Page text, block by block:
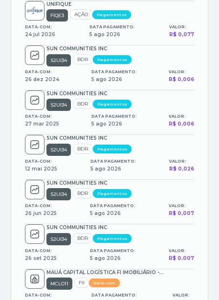
UNIFIQUE
FIQE3
AÇÃO Pagamentos
DATA-COM:
24 jul 2026
DATA PAGAMENTO:
5 ago 2026
VALOR:
R$ 0,077
SUN COMMUNITIES INC
S2UI34
BDR Pagamentos
DATA-COM:
26 dez 2024
DATA PAGAMENTO:
5 ago 2026
VALOR:
R$ 0,006
SUN COMMUNITIES INC
S2UI34
BDR Pagamentos
DATA-COM:
27 mar 2025
DATA PAGAMENTO:
5 ago 2026
VALOR:
R$ 0,006
SUN COMMUNITIES INC
S2UI34
BDR Pagamentos
DATA-COM:
12 mai 2025
DATA PAGAMENTO:
5 ago 2026
VALOR:
R$ 0,026
SUN COMMUNITIES INC
S2UI34
BDR Pagamentos
DATA-COM:
26 jun 2025
DATA PAGAMENTO:
5 ago 2026
VALOR:
R$ 0,007
SUN COMMUNITIES INC
S2UI34
BDR Pagamentos
DATA-COM:
26 set 2025
DATA PAGAMENTO:
5 ago 2026
VALOR:
R$ 0,007
MAUÁ CAPITAL LOGÍSTICA FI IMOBILIÁRIO -
RESPONSABI
MCLO11
FII Data-com
DATA-COM: DATA PAGAMENTO: VALOR: